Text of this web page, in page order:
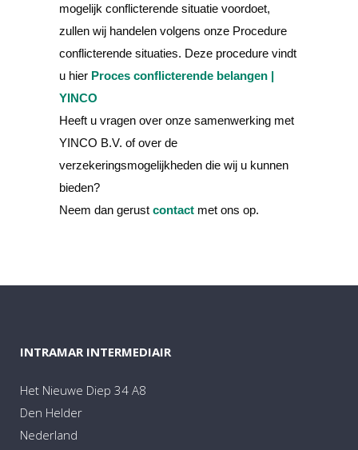
mogelijk conflicterende situatie voordoet,
zullen wij handelen volgens onze Procedure
conflicterende situaties. Deze procedure vindt
u hier Proces conflicterende belangen |
YINCO
Heeft u vragen over onze samenwerking met
YINCO B.V. of over de
verzekeringsmogelijkheden die wij u kunnen
bieden?
Neem dan gerust contact met ons op.
INTRAMAR INTERMEDIAIR
Het Nieuwe Diep 34 A8
Den Helder
Nederland